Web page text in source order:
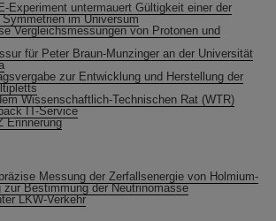
Experiment untermauert Gültigkeit einer der
im Universum
Vergleichsmessungen von Protonen und
für Peter Braun-Munzinger an der Universität
zur Entwicklung und Herstellung der
Wissenschaftlich-Technischen Rat (WTR)
IT-Service
Erinnerung
Messung der Zerfallsenergie von Holmium-
zur Bestimmung der Neutrinomasse
LKW-Verkehr